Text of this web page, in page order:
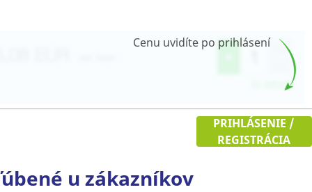
Cenu uvidíte po prihlásení
PRIHLÁSENIE /
REGISTRÁCIA
u zákazníkov